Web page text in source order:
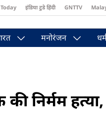
इंडिया टुडे हिंदी GNTTV
मनोरंजन
निर्मम